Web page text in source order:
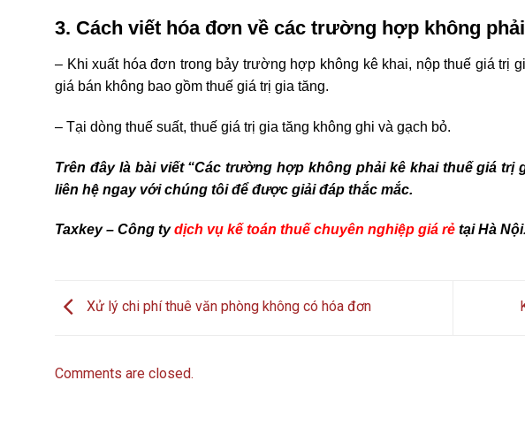
3. Cách viết hóa đơn về các trường hợp không
– Khi xuất hóa đơn trong bảy trường hợp không kê khai, nộp thuế giá trị
giá bán không bao gồm thuế giá trị gia tăng.
– Tại dòng thuế suất, thuế giá trị gia tăng không ghi và gạch bỏ.
Trên đây là bài viết “Các trường hợp không phải kê khai thuế giá trị
liên hệ ngay với chúng tôi để được giải đáp thắc mắc.
Taxkey – Công tydịch vụ kế toán thuế chuyên nghiệp giá rẻ tại Hà Nội.
Xử lý chi phí thuê văn phòng không có hóa đơn
Comments are closed.